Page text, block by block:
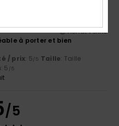
Achat vérifié
à porter et bien
/ prix: 5/5 Taille: Taille
: 5 /5
/5